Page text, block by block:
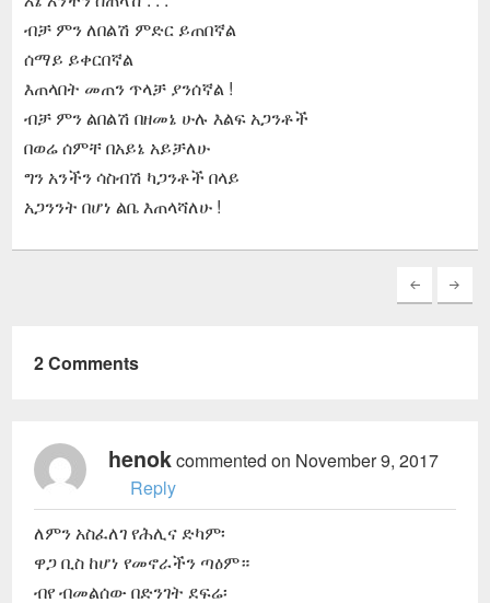
ብቻ ምን ለበልሽ ምድር ይጠበኛል
ሰማይ ይቀርበኛል
እጠላበት መጠን ጥላቻ ያንሰኛል !
ብቻ ምን ልበልሽ በዘመኔ ሁሉ እልፍ አጋንቶች
በወሬ ሰምቸ በአይኔ አይቻለሁ
ግን አንችን ሳስብሽ ካጋንቶች በላይ
አጋንንት በሆነ ልቤ እጠላሻለሁ !
2 Comments
henokcommented on November 9, 2017
Reply
ለምን አስፈለገ የሕሊና ድካም፡
ዋጋ ቢስ ከሆነ የመኖራችን ጣዕም።
ብየ ብመልሰው በድንገት ደፍሬ፡